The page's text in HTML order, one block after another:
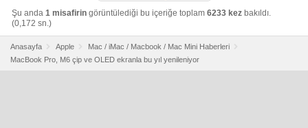
Şu anda 1 misafirin görüntülediği bu içeriğe toplam 6233 kez bakıldı.
(0,172 sn.)
Anasayfa Apple
Mac / iMac / Macbook / Mac Mini Haberleri
MacBook Pro, M6 çip ve OLED ekranla bu yıl yenileniyor